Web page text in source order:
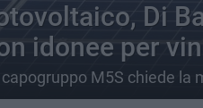
Di
idonee per
M5S chiede la